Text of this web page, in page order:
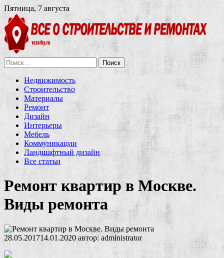
Пятница, 7 августа
Найти:
Недвижимость
Строительство
Материалы
Ремонт
Дизайн
Интерьеры
Мебель
Коммуникации
Ландшафтный дизайн
Все статьи
Ремонт квартир в Москве.
Виды ремонта
28.05.201714.01.2020автор: administrator